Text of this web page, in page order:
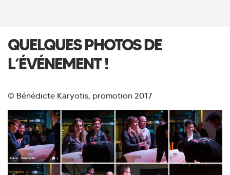
QUELQUES PHOTOS DE
L’ÉVÉNEMENT !
© Bénédicte Karyotis, promotion 2017